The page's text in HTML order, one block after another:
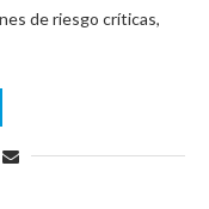
de riesgo críticas,